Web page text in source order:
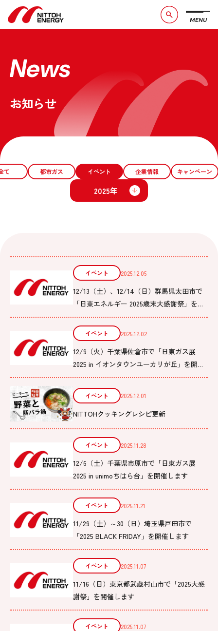
MENU
ブランドメッセージ
事業紹介
お問い合わせ
サービスサイト
News
お知らせ
て 都市ガス イベント 企業情報 キャンペーン
2025年
イベント 2025.12.05
12/13（土）、12/14（日）群馬県太田市で
「日東エネルギー 2025歳末大感謝祭」を開
催します
イベント 2025.12.02
12/9（火）千葉県佐倉市で「日東ガス展
2025 in イオンタウンユーカリが丘」を開催
します
イベント 2025.12.01
NITTOHクッキングレシピ更新
イベント 2025.11.28
12/6（土）千葉県市原市で「日東ガス展
2025 in unimoちはら台」を開催します
イベント 2025.11.21
11/29（土）～30（日）埼玉県戸田市で
「2025 BLACK FRIDAY」を開催します
イベント 2025.11.07
11/16（日）東京都武蔵村山市で「2025大感
謝祭」を開催します
イベント 2025.11.07